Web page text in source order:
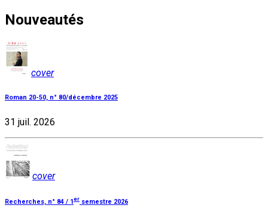
Nouveautés
cover
Roman 20-50, n° 80/décembre 2025
31 juil. 2026
cover
Recherches, n° 84 / 1 er semestre 2026